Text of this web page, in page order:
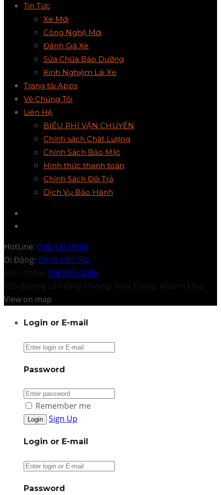
Tin Tức
Xe Mới
Công Nghệ Mới
Đánh Giá Xe
Sửa Chữa Bảo Dưỡng
Kinh Nghiệm Lái Xe
Trang tải Apps
Về Chúng Tôi
Liên Hệ
BIỂU PHÍ VẬN CHUYỂN
Chính sách Chất Lượng
Chính Sách Bảo Mật
Hình thức thanh toán
Chính Sách Đổi Trả
Dịch Vụ Bảo Hành
HotLine: 090.513.0066
Di Động: 0905.080.166
Điện thoại: 090.513.0066
103 đường Lê Hồng Phong, Nha Trang, Khánh Hòa
View on map
Login or E-mail
Password
Remember me
Sign Up
Login or E-mail
Password